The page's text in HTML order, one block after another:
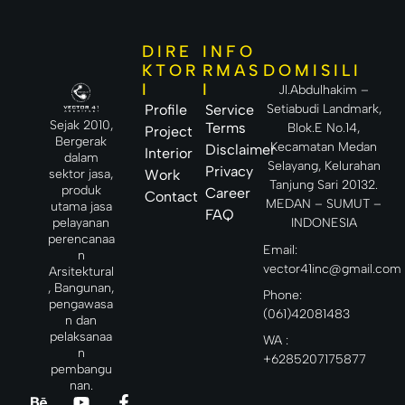
pertam
bangan,
maupun
infrastr
uktur
karena
peristiw
a yang
terjadi
sehingg
a
perlindu
ngan
terhada
pnya
sering
mator
atau
sumber
Sejak 2010,
Bergerak
dalam
sektor jasa,
produk
utama jasa
pelayanan
perencanaa
n
Arsitektural
, Bangunan,
pengawasa
n dan
pelaksanaa
n
pembangu
nan.
DIRE
KTOR
I
Profile
Project
Interior
Work
Contact
INFO
RMAS
I
Service
Terms
Disclaimer
Privacy
Career
FAQ
DOMISILI
Jl.Abdulhakim –
Setiabudi Landmark,
Blok.E No.14,
Kecamatan Medan
Selayang, Kelurahan
Tanjung Sari 20132.
MEDAN – SUMUT –
INDONESIA
Email:
vector41inc@gmail.com
Phone:
(061)42081483
WA :
+6285207175877